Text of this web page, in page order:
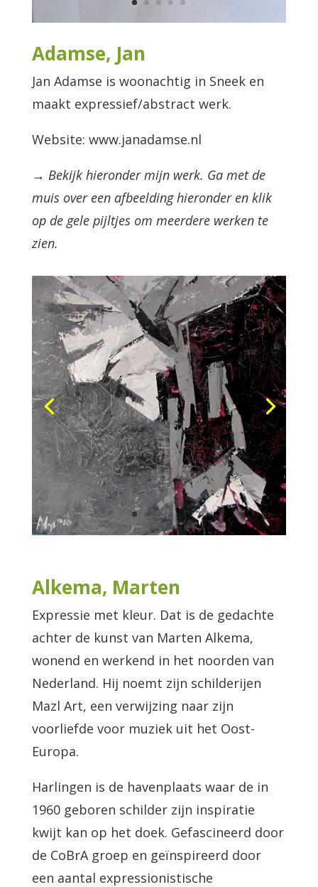
Adamse, Jan
Jan Adamse is woonachtig in Sneek en
maakt expressief/abstract werk.
Website: www.janadamse.nl
→ Bekijk hieronder mijn werk. Ga met de
muis over een afbeelding hieronder en klik
op de gele pijltjes om meerdere werken te
zien.
Alkema, Marten
Expressie met kleur. Dat is de gedachte
achter de kunst van Marten Alkema,
wonend en werkend in het noorden van
Nederland. Hij noemt zijn schilderijen
Mazl Art, een verwijzing naar zijn
voorliefde voor muziek uit het Oost-
Europa.
Harlingen is de havenplaats waar de in
1960 geboren schilder zijn inspiratie
kwijt kan op het doek. Gefascineerd door
de CoBrA groep en geïnspireerd door
een aantal expressionistische